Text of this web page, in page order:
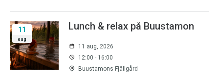
11
aug
Lunch & relax på Buustamon
11 aug, 2026
12:00 - 16:00
Buustamons Fjällgård